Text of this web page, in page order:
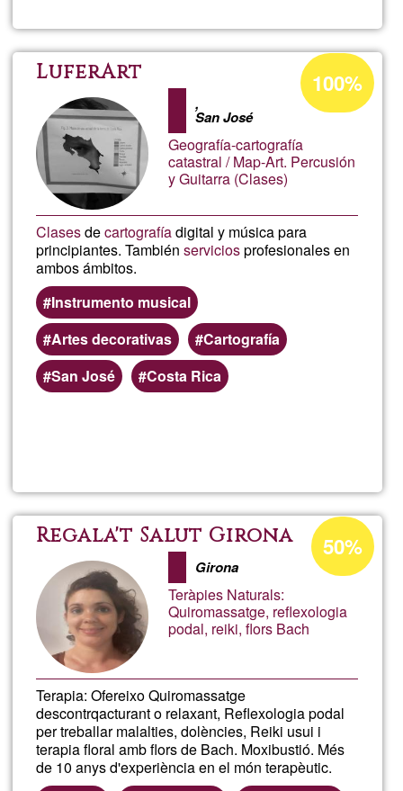
LuferArt
,
San José
Geografía-cartografía
catastral / Map-Art. Percusión
y Guitarra (Clases)
Clasesdecartografíadigital y música para
principiantes. Tambiénserviciosprofesionales en
ambos ámbitos.
Instrumento musical
Artes decorativas
Cartografía
San José
Costa Rica
Acceptance
percentage
Ğ1
100%
Regala't Salut Girona
Girona
Teràpies Naturals:
Quiromassatge, reflexologia
podal, reiki, flors Bach
Terapia: Ofereixo Quiromassatge
descontrqacturant o relaxant, Reflexologia podal
per treballar malalties, dolències, Reiki usui i
terapia floral amb flors de Bach. Moxibustió. Més
de 10 anys d'experiència en el món terapèutic.
Acceptance
percentage
Ğ1
50%